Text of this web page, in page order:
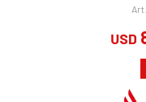
USD